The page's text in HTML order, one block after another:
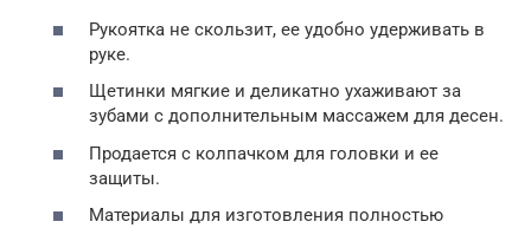
Рукоятка не скользит, ее удобно удерживать в
руке.
Щетинки мягкие и деликатно ухаживают за
зубами с дополнительным массажем для десен.
Продается с колпачком для головки и ее
защиты.
Материалы для изготовления полностью